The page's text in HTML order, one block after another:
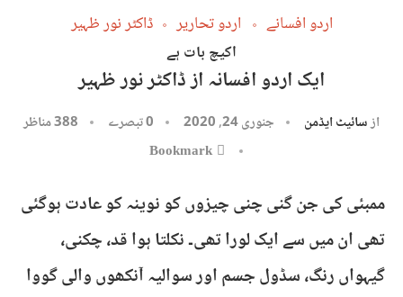
اردو افسانے اردو تحاریر ڈاکٹر نور ظہیر
اکیچ بات ہے
ایک اردو افسانہ از ڈاکٹر نور ظہیر
ازسائیٹ ایڈمن جنوری 24, 2020 0 تبصرے 388مناظر
Bookmark
ممبئی کی جن گنی چنی چیزوں کو نوینہ کو عادت ہوگئی
تھی ان میں سے ایک لورا تھی۔ نکلتا ہوا قد، چکنی،
گیہواں رنگ، سڈول جسم اور سوالیہ آنکھوں والی گووا